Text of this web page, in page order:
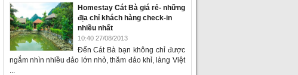
Homestay Cát Bà giá rẻ- những
địa chỉ khách hàng check-in
nhiều nhất
10:40 27/08/2013
Đến Cát Bà bạn không chỉ được
ngắm nhìn nhiều đảo lớn nhỏ, thăm đảo khỉ, làng Việt
...